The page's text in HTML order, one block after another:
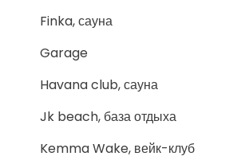
Finka, сауна
Garage
Havana club, сауна
Jk beach, база отдыха
Kemma Wake, вейк-клуб